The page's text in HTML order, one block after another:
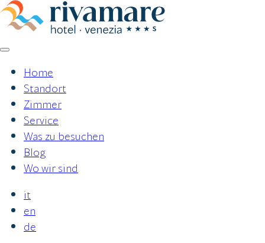
Zum
Inhalt
Home
Standort
Zimmer
Service
Was zu besuchen
Blog
Wo wir sind
it
en
de